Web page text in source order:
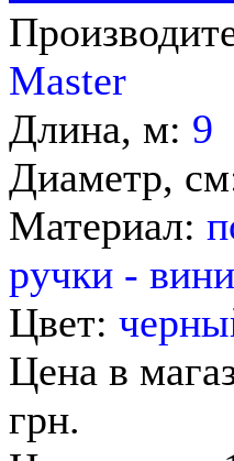
Master
Длина, м: 9
Диаметр,
Материал:
ручки -
Цвет:
Цена в
грн.